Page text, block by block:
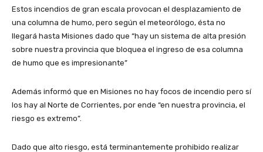
Estos incendios de gran escala provocan el desplazamiento de
una columna de humo, pero según el meteorólogo, ésta no
llegará hasta Misiones dado que “hay un sistema de alta presión
sobre nuestra provincia que bloquea el ingreso de esa columna
de humo que es impresionante”
Además informó que en Misiones no hay focos de incendio pero sí
los hay al Norte de Corrientes, por ende “en nuestra provincia, el
riesgo es extremo”.
Dado que alto riesgo, está terminantemente prohibido realizar